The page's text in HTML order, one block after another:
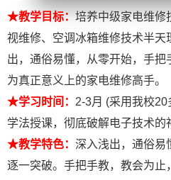
★教学目标： 培养中级家电维修
视维修、空调冰箱维修技术半
出，通俗易懂，从零开始，手
为真正意义上的家电维修高手。
★学习时间： 2-3月 (采用我校
学法授课，彻底破解电子技术的
★教学特色： 深入浅出，通俗易
逐一突破。手把手教，教会为止